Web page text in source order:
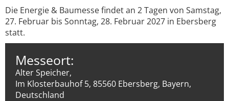
Die Energie & Baumesse findet an 2 Tagen von Samstag,
27. Februar bis Sonntag, 28. Februar 2027 in Ebersberg
statt.
Messeort:
Alter Speicher,
Im Klosterbauhof 5, 85560 Ebersberg, Bayern,
Deutschland